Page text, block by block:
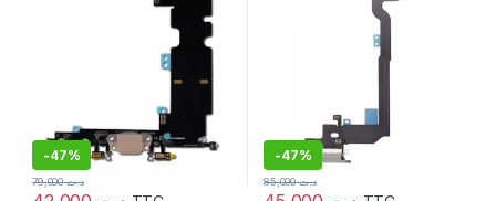
-47%
د.ت79,000
-47%
د.ت85,000